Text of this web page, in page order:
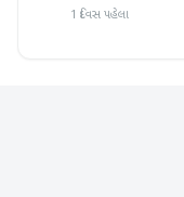
1 દિવસ પહેલા